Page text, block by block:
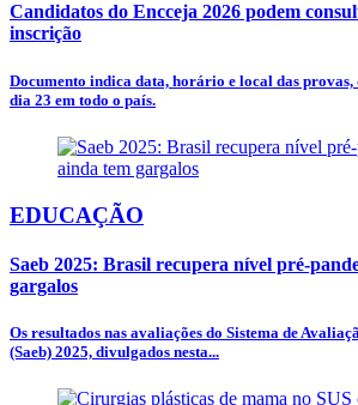
Candidatos do Encceja 2026 podem
inscrição
Documento indica data, horário e local das provas,
dia 23 em todo o país.
EDUCAÇÃO
Saeb 2025: Brasil recupera nível pré-
gargalos
Os resultados nas avaliações do Sistema de
(Saeb) 2025, divulgados nesta...